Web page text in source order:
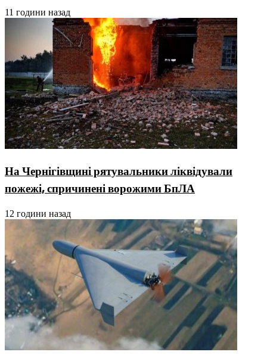
11 години назад
На Чернігівщині рятувальники ліквідували
пожежі, спричинені ворожими БпЛА
12 години назад